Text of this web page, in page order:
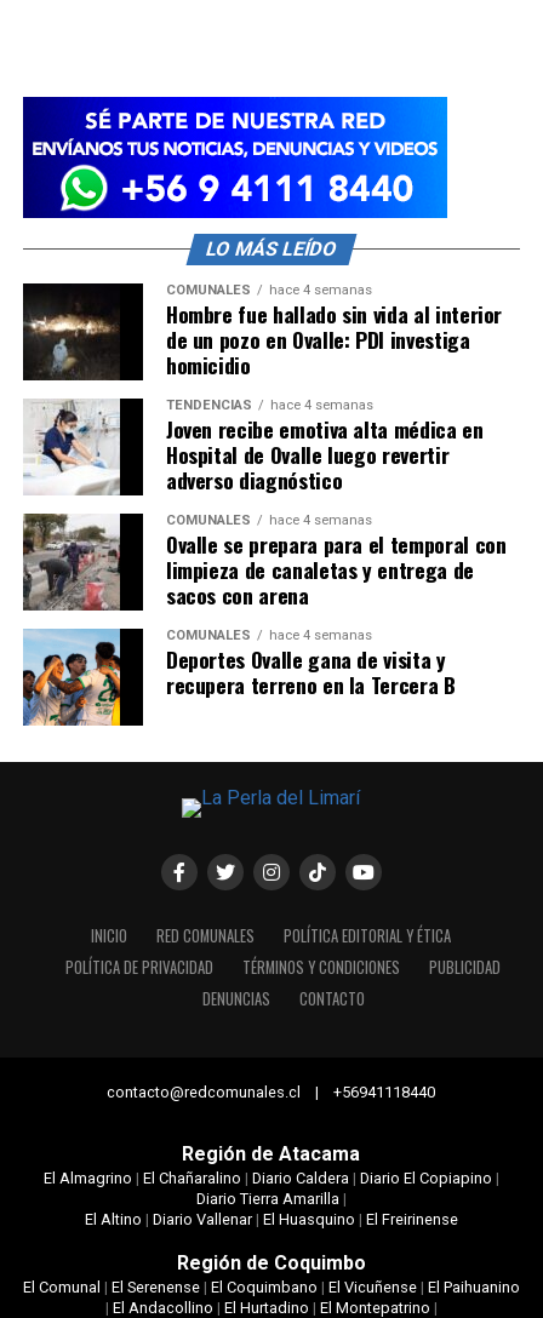
LO MÁS LEÍDO
COMUNALES hace 4 semanas
Hombre fue hallado sin vida al interior
de un pozo en Ovalle: PDI investiga
homicidio
TENDENCIAS hace 4 semanas
Joven recibe emotiva alta médica en
Hospital de Ovalle luego revertir
adverso diagnóstico
COMUNALES hace 4 semanas
Ovalle se prepara para el temporal con
limpieza de canaletas y entrega de
sacos con arena
COMUNALES hace 4 semanas
Deportes Ovalle gana de visita y
recupera terreno en la Tercera B
INICIO RED COMUNALES
POLÍTICA EDITORIAL Y ÉTICA
POLÍTICA DE PRIVACIDAD
TÉRMINOS Y CONDICIONES
PUBLICIDAD
DENUNCIAS
CONTACTO
contacto@redcomunales.cl | +56941118440
Región de Atacama
El Almagrino | El Chañaralino | Diario Caldera | Diario El Copiapino |
Diario Tierra Amarilla |
El Altino | Diario Vallenar| El Huasquino | El Freirinense
Región de Coquimbo
El Comunal | El Serenense| El Coquimbano | El Vicuñense| El Paihuanino
| El Andacollino | El Hurtadino | El Montepatrino |